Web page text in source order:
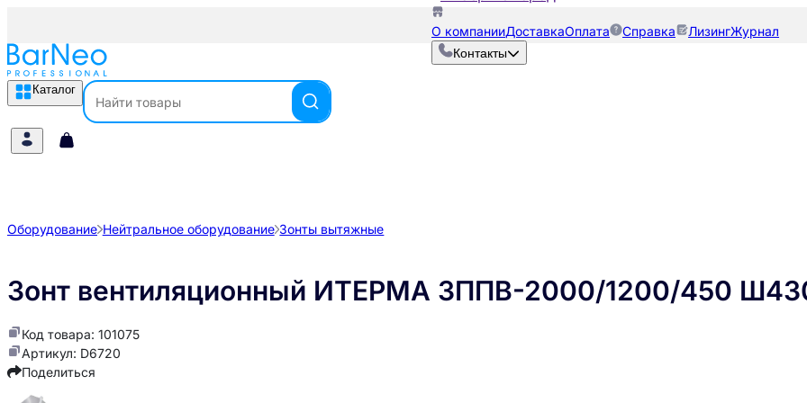
О компанииДоставкаОплата Справка ЛизингЖурнал
Контакты
Каталог
Оборудование Нейтральное оборудование Зонты вытяжные
Зонт вентиляционный ИТЕРМА ЗППВ-2000/1200/450
Код товара: 101075
Артикул: D6720
Поделиться